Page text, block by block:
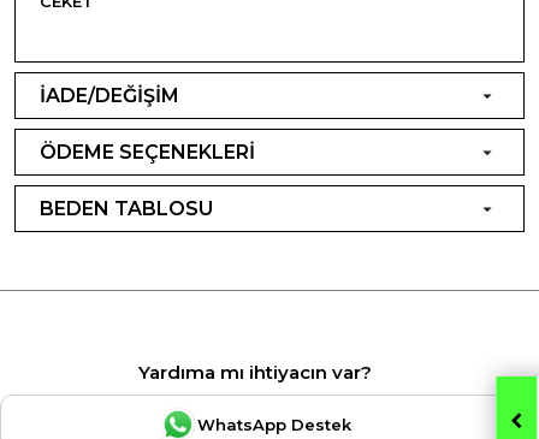
İADE/DEĞİŞİM
ÖDEME SEÇENEKLERİ
BEDEN TABLOSU
Yardıma mı ihtiyacın var?
WhatsApp Destek